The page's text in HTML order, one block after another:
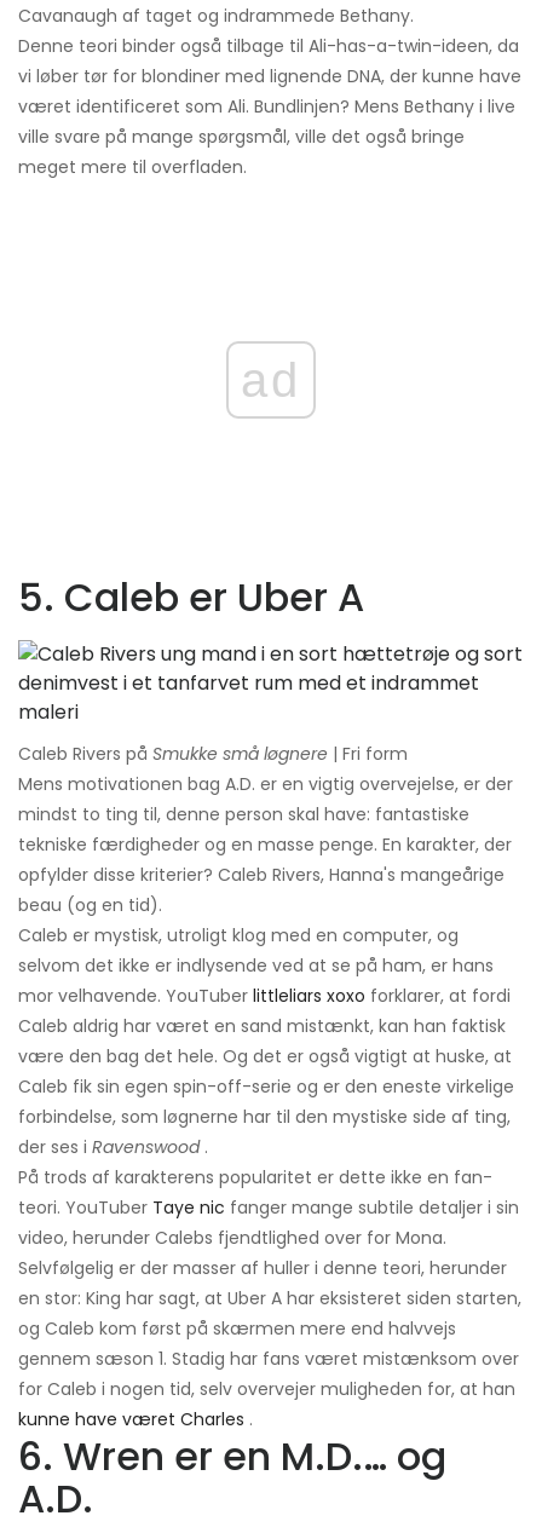
Cavanaugh af taget og indrammede Bethany.
Denne teori binder også tilbage til Ali-has-a-twin-ideen, da
vi løber tør for blondiner med lignende DNA, der kunne have
været identificeret som Ali. Bundlinjen? Mens Bethany i live
ville svare på mange spørgsmål, ville det også bringe
meget mere til overfladen.
ad
5. Caleb er Uber A
Caleb Rivers på Smukke små løgnere | Fri form
Mens motivationen bag A.D. er en vigtig overvejelse, er der
mindst to ting til, denne person skal have: fantastiske
tekniske færdigheder og en masse penge. En karakter, der
opfylder disse kriterier? Caleb Rivers, Hanna's mangeårige
beau (og en tid).
Caleb er mystisk, utroligt klog med en computer, og
selvom det ikke er indlysende ved at se på ham, er hans
mor velhavende. YouTuber littleliars xoxo forklarer, at fordi
Caleb aldrig har været en sand mistænkt, kan han faktisk
være den bag det hele. Og det er også vigtigt at huske, at
Caleb fik sin egen spin-off-serie og er den eneste virkelige
forbindelse, som løgnerne har til den mystiske side af ting,
der ses i Ravenswood.
På trods af karakterens popularitet er dette ikke en fan-
teori. YouTuber Taye nic fanger mange subtile detaljer i sin
video, herunder Calebs fjendtlighed over for Mona.
Selvfølgelig er der masser af huller i denne teori, herunder
en stor: King har sagt, at Uber A har eksisteret siden starten,
og Caleb kom først på skærmen mere end halvvejs
gennem sæson 1. Stadig har fans været mistænksom over
for Caleb i nogen tid, selv overvejer muligheden for, at han
kunne have været Charles .
6. Wren er en M.D.… og
A.D.